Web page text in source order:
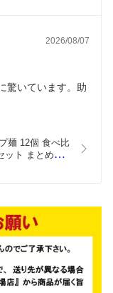
2026/08/07
驚いています。助
麺 12個 食べ比
ット まとめ買